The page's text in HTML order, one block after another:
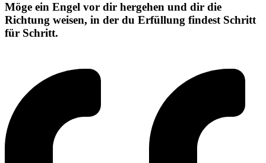
Möge ein Engel vor dir hergehen und dir die
Richtung weisen, in der du Erfüllung findest Schritt
für Schritt.